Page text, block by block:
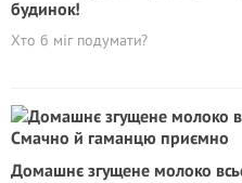
будинок!
Хто б міг подумати?
Домашнє згущене молоко